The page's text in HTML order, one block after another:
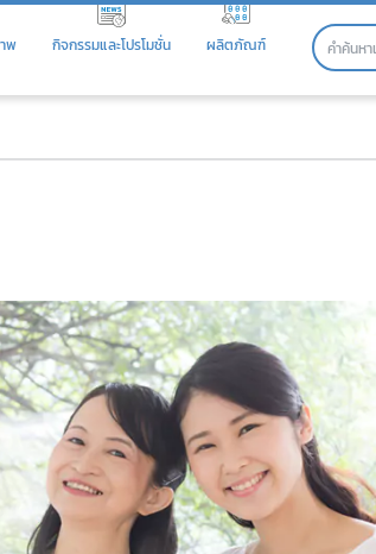
พ กิจกรรมและโปรโมชั่น ผลิตภัณฑ์